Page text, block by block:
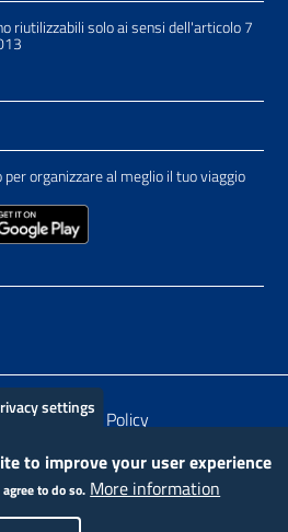
riutilizzabili solo ai sensi dell'articolo 7
organizzare al meglio il tuo viaggio
Privacy Policy
settings
to improve your user experience
to do so. More information